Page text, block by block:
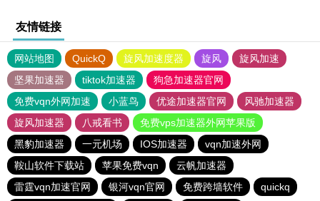
友情链接
网站地图 QuickQ 旋风加速度器 旋风
旋风加速
坚果加速器
tiktok加速器
狗急加速器官网
免费vqn外网加速
小蓝鸟 优途加速器官网
风驰加速器
旋风加速器
八戒看书
免费vps加速器外网苹果版
黑豹加速器
一元机场 IOS加速器
vqn加速外网
鞍山软件下载站
苹果免费vqn
云帆加速器
雷霆vqn加速官网
银河vqn官网 免费跨墙软件 quickq